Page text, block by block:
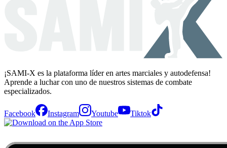
¡SAMI-X es la plataforma líder en artes marciales y autodefensa!
Aprende a luchar con uno de nuestros sistemas de combate
especializados.
Facebook Instagram Youtube Tiktok